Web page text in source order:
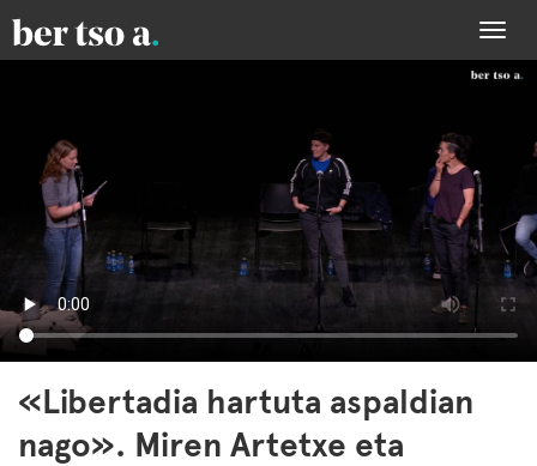
«Libertadia hartuta aspaldian
nago». Miren Artetxe eta